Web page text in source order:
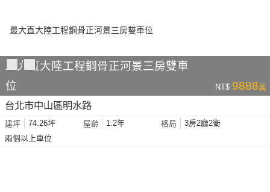
最大直大陸工程鋼骨正河景三房雙車
位
NT$ 9888萬
台北市中山區明水路
建坪 74.26坪 屋齡 1.2年 格局
3房2廳2衛
兩個以上車位